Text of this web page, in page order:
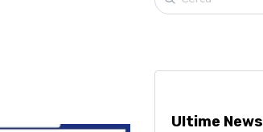
Ultime News